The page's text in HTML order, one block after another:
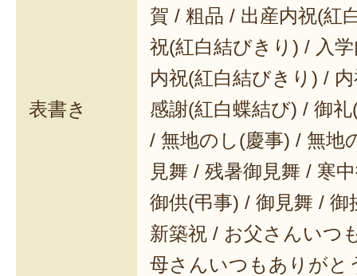
表書き
賀 / 粗品 / 出産内祝(紅
祝(紅白結びきり) / 入
内祝(紅白結びきり) /
感謝(紅白蝶結び) / 御
/ 無地のし(慶事) / 無地
見舞 / 残暑御見舞 / 寒
御供(弔事) / 御見舞 / 御
新築祝 / お父さんいつ
母さんいつもありがと